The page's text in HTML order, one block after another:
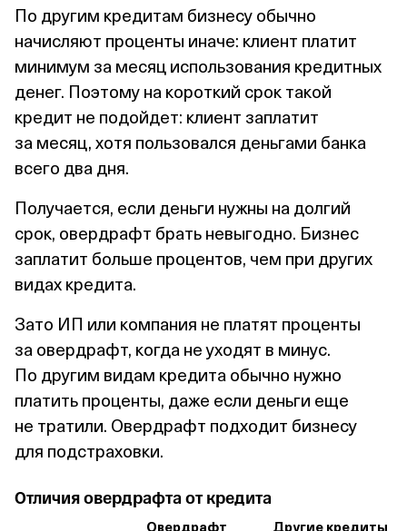
По другим кредитам бизнесу обычно
начисляют проценты иначе: клиент платит
минимум за месяц использования кредитных
денег. Поэтому на короткий срок такой
кредит не подойдет: клиент заплатит
за месяц, хотя пользовался деньгами банка
всего два дня.
Получается, если деньги нужны на долгий
срок, овердрафт брать невыгодно. Бизнес
заплатит больше процентов, чем при других
видах кредита.
Зато ИП или компания не платят проценты
за овердрафт, когда не уходят в минус.
По другим видам кредита обычно нужно
платить проценты, даже если деньги еще
не тратили. Овердрафт подходит бизнесу
для подстраховки.
Отличия овердрафта от кредита
Овердрафт
Другие кредиты